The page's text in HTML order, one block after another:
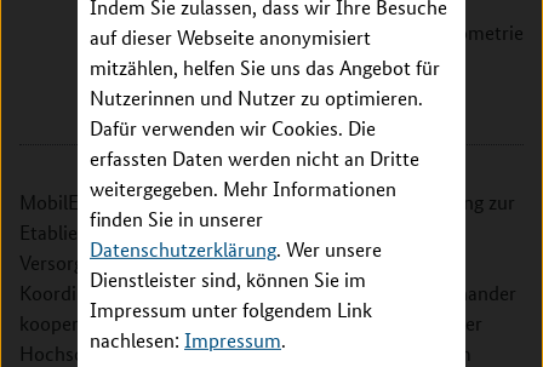
Indem Sie zulassen, dass wir Ihre Besuche
auf dieser Webseite anonymisiert
mitzählen, helfen Sie uns das Angebot für
Nutzerinnen und Nutzer zu optimieren.
Dafür verwenden wir Cookies. Die
erfassten Daten werden nicht an Dritte
weitergegeben. Mehr Informationen
finden Sie in unserer
Datenschutzerklärung. Wer unsere
Dienstleister sind, können Sie im
Impressum unter folgendem Link
nachlesen: Impressum.
Informationsverarbeitung, Biometrie
und Epidemiologie
Marchioninistr. 15
81377 München
MobilE-Net ist ein Netzwerk für Versorgungsforschung zur
Etablierung einer nachhaltigen Struktur für
Versorgungsforschung. MobilE-Net umfasst die
Koordinierungsstelle an der LMU und drei eng miteinander
kooperierende Forschungsprojekte an der LMU, an der
Hochschule Rosenheim und dem Helmholtz Zentrum